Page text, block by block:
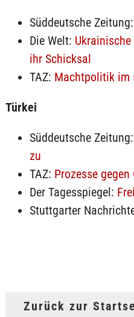
Süddeutsche Zeitung:
Die Welt:
ihr Schicksal
TAZ: Machtpolitik im
Türkei
Süddeutsche Zeitung:
zu
TAZ: Prozesse
Der Tagesspiegel:
Stuttgarter
Zurück zur